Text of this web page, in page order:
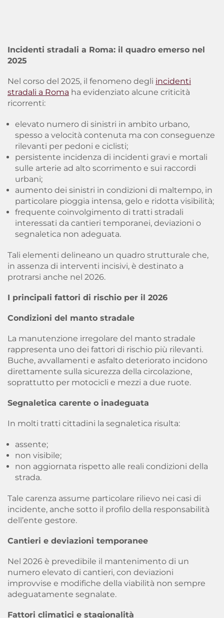
Incidenti stradali a Roma: il quadro emerso nel
2025
Nel corso del 2025, il fenomeno degli incidenti
stradali a Roma ha evidenziato alcune criticità
ricorrenti:
elevato numero di sinistri in ambito urbano,
spesso a velocità contenuta ma con conseguenze
rilevanti per pedoni e ciclisti;
persistente incidenza di incidenti gravi e mortali
sulle arterie ad alto scorrimento e sui raccordi
urbani;
aumento dei sinistri in condizioni di maltempo, in
particolare pioggia intensa, gelo e ridotta visibilità;
frequente coinvolgimento di tratti stradali
interessati da cantieri temporanei, deviazioni o
segnaletica non adeguata.
Tali elementi delineano un quadro strutturale che,
in assenza di interventi incisivi, è destinato a
protrarsi anche nel 2026.
I principali fattori di rischio per il 2026
Condizioni del manto stradale
La manutenzione irregolare del manto stradale
rappresenta uno dei fattori di rischio più rilevanti.
Buche, avvallamenti e asfalto deteriorato incidono
direttamente sulla sicurezza della circolazione,
soprattutto per motocicli e mezzi a due ruote.
Segnaletica carente o inadeguata
In molti tratti cittadini la segnaletica risulta:
assente;
non visibile;
non aggiornata rispetto alle reali condizioni della
strada.
Tale carenza assume particolare rilievo nei casi di
incidente, anche sotto il profilo della responsabilità
dell’ente gestore.
Cantieri e deviazioni temporanee
Nel 2026 è prevedibile il mantenimento di un
numero elevato di cantieri, con deviazioni
improvvise e modifiche della viabilità non sempre
adeguatamente segnalate.
Fattori climatici e stagionalità